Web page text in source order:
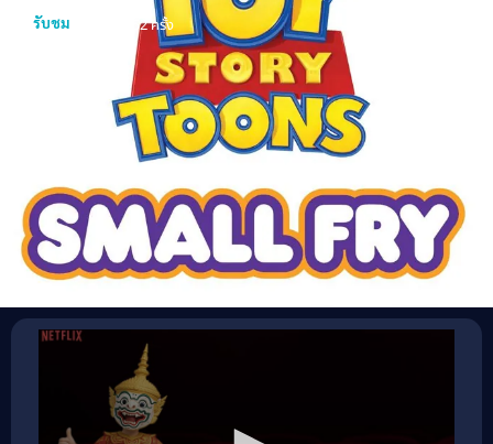
รับชม
52 ครั้ง